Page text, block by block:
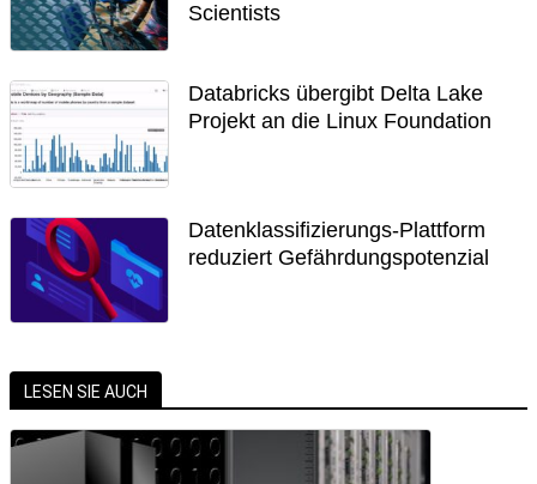
Scientists
Databricks übergibt Delta Lake
Projekt an die Linux Foundation
Datenklassifizierungs-Plattform
reduziert Gefährdungspotenzial
LESEN SIE AUCH